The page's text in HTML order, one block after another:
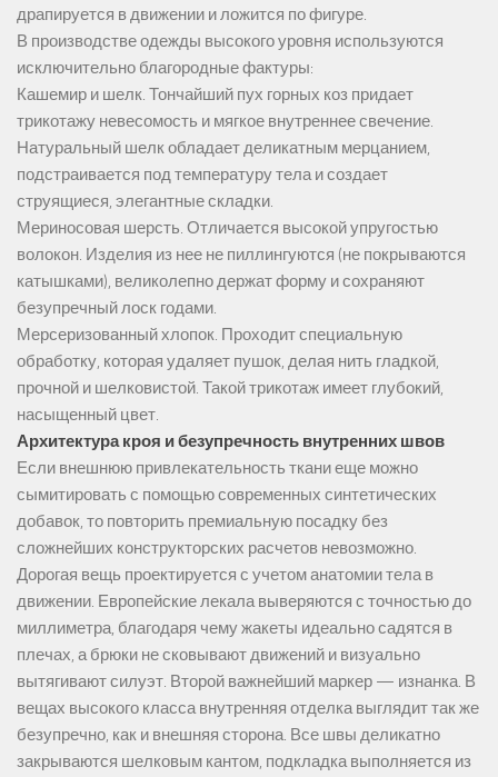
драпируется в движении и ложится по фигуре.
В производстве одежды высокого уровня используются
исключительно благородные фактуры:
Кашемир и шелк. Тончайший пух горных коз придает
трикотажу невесомость и мягкое внутреннее свечение.
Натуральный шелк обладает деликатным мерцанием,
подстраивается под температуру тела и создает
струящиеся, элегантные складки.
Мериносовая шерсть. Отличается высокой упругостью
волокон. Изделия из нее не пиллингуются (не покрываются
катышками), великолепно держат форму и сохраняют
безупречный лоск годами.
Мерсеризованный хлопок. Проходит специальную
обработку, которая удаляет пушок, делая нить гладкой,
прочной и шелковистой. Такой трикотаж имеет глубокий,
насыщенный цвет.
Архитектура кроя и безупречность внутренних швов
Если внешнюю привлекательность ткани еще можно
сымитировать с помощью современных синтетических
добавок, то повторить премиальную посадку без
сложнейших конструкторских расчетов невозможно.
Дорогая вещь проектируется с учетом анатомии тела в
движении. Европейские лекала выверяются с точностью до
миллиметра, благодаря чему жакеты идеально садятся в
плечах, а брюки не сковывают движений и визуально
вытягивают силуэт. Второй важнейший маркер — изнанка. В
вещах высокого класса внутренняя отделка выглядит так же
безупречно, как и внешняя сторона. Все швы деликатно
закрываются шелковым кантом, подкладка выполняется из